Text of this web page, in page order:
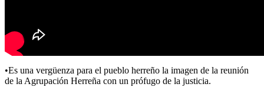
•Es una vergüenza para el pueblo herreño la imagen de la reunión
de la Agrupación Herreña con un prófugo de la justicia.